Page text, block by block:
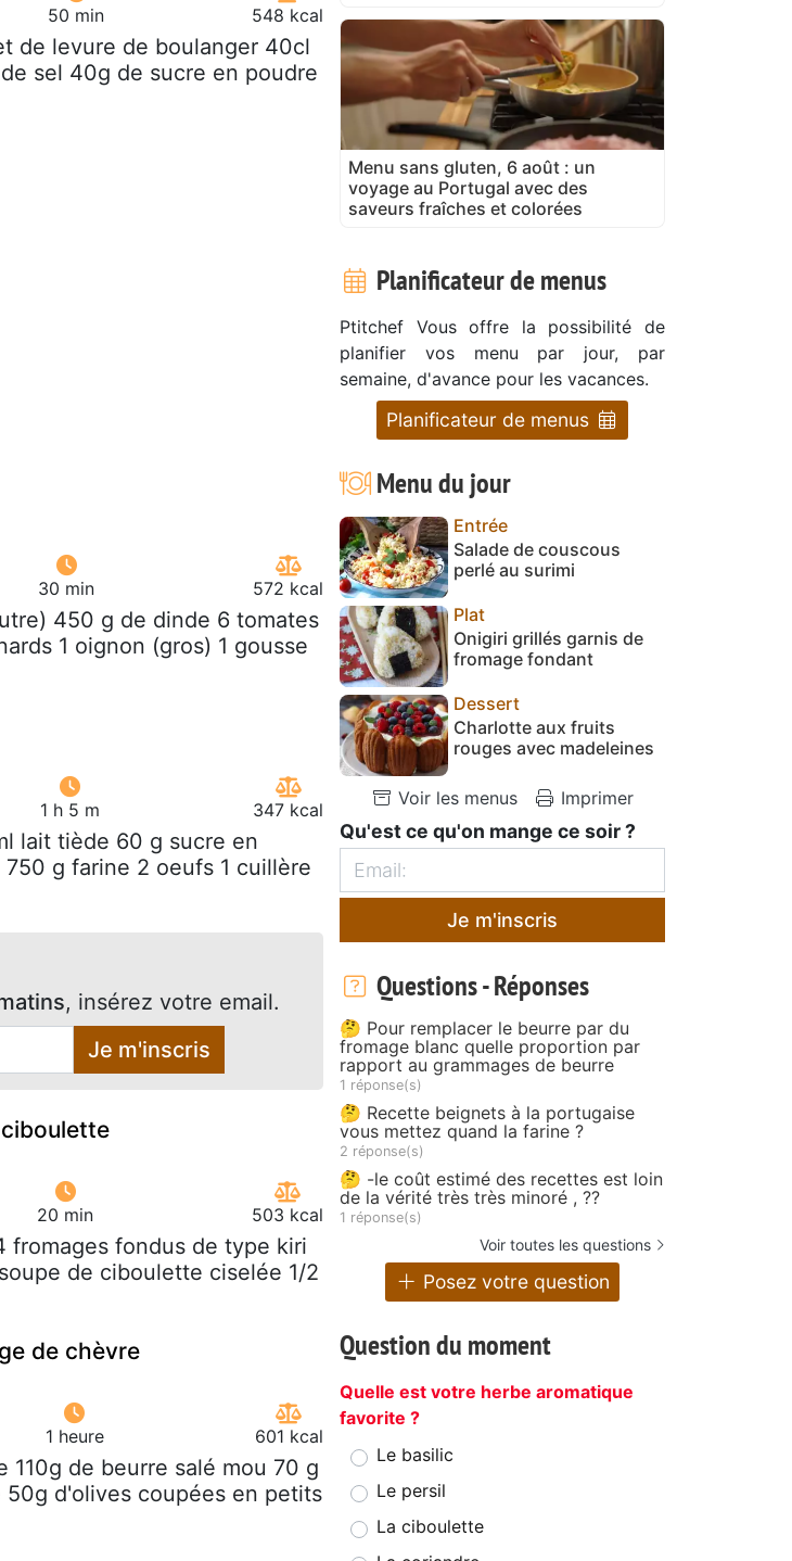
50 min 548 kcal
de levure de boulanger 40cl
sel 40g de sucre en poudre
30 min 572 kcal
450 g de dinde 6 tomates
1 oignon (gros) 1 gousse
1 h 5 m 347 kcal
lait tiède 60 g sucre en
g farine 2 oeufs 1 cuillère
, insérez votre email.
Je m'inscris
20 min 503 kcal
fromages fondus de type kiri
de ciboulette ciselée 1/2
de chèvre
1 heure 601 kcal
110g de beurre salé mou 70 g
d'olives coupées en petits
Menu sans gluten, 6 août : un
voyage au Portugal avec des
saveurs fraîches et colorées
Planificateur de menus
Ptitchef Vous offre la possibilité de
planifier vos menu par jour, par
semaine, d'avance pour les vacances.
Planificateur de menus
Menu du jour
Entrée
Salade de couscous
perlé au surimi
Plat
Onigiri grillés garnis de
fromage fondant
Dessert
Charlotte aux fruits
rouges avec madeleines
Voir les menus Imprimer
Qu'est ce qu'on mange ce soir ?
Je m'inscris
Questions - Réponses
🤔 Pour remplacer le beurre par du
fromage blanc quelle proportion par
rapport au grammages de beurre
1 réponse(s)
🤔 Recette beignets à la portugaise
vous mettez quand la farine ?
2 réponse(s)
🤔 -le coût estimé des recettes est loin
de la vérité très très minoré , ??
1 réponse(s)
Voir toutes les questions
Posez votre question
Question du moment
Quelle est votre herbe aromatique
favorite ?
Le basilic
Le persil
La ciboulette